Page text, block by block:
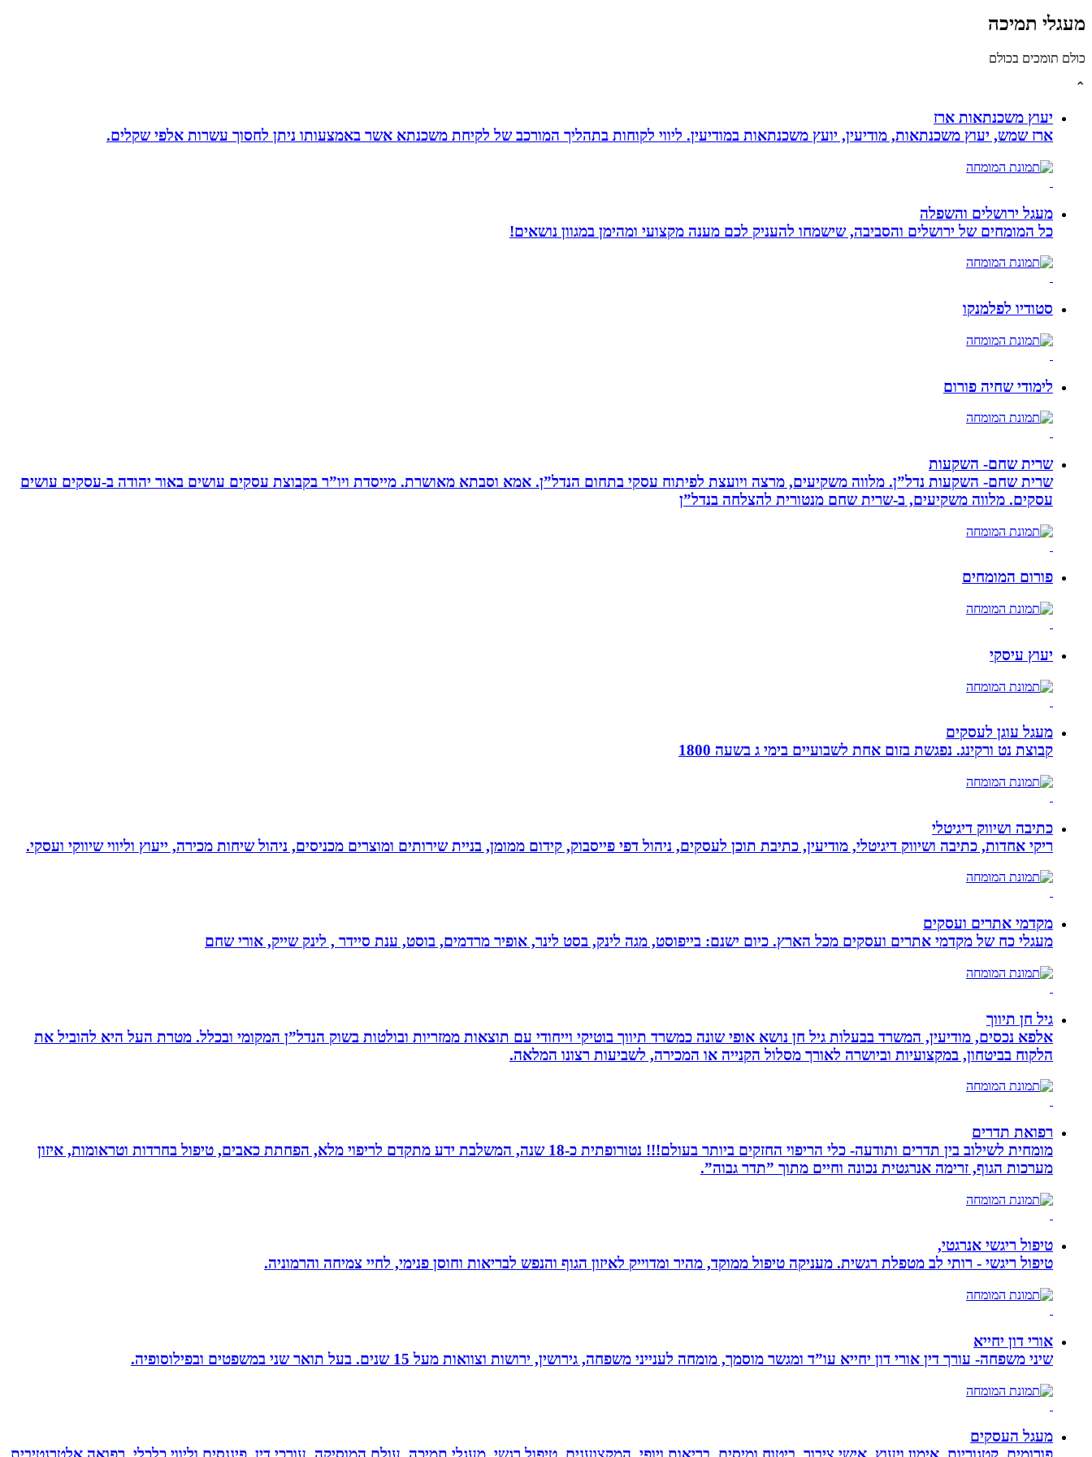
מעגלי תמיכה
כולם תומכים בכולם
⌃
יעוץ משכנתאות ארז
ארז שמש, יעוץ משכנתאות, מודיעין, יועץ משכנתאות במודיעין. ליווי לקוחות בתהליך המורכב של לקיחת משכנתא אשר באמצעותו ניתן לחסוך עשרות אלפי שקלים.
מעגל ירושלים והשפלה
כל המומחים של ירושלים והסביבה, שישמחו להעניק לכם מענה מקצועי ומהימן במגוון נושאים!
סטודיו לפלמנקו
לימודי שחיה פורום
שרית שחם- השקעות
שרית שחם- השקעות נדל”ן. מלווה משקיעים, מרצה ויועצת לפיתוח עסקי בתחום הנדל”ן. אמא וסבתא מאושרת. ‏מייסדת ויו”ר בקבוצת עסקים עושים באור יהודה‏ ב-‏עסקים עושים
עסקים‏. ‏מלווה משקיעים, ב-‏שרית שחם מנטורית להצלחה בנדל”ן‏
פורום המומחים
יעוץ עיסקי
מעגל עוגן לעסקים
קבוצת נט ורקינג. נפגשת בזום אחת לשבועיים בימי ג בשעה 1800
כתיבה ושיווק דיגיטלי
ריקי אחדות, כתיבה ושיווק דיגיטלי, מודיעין, כתיבת תוכן לעסקים, ניהול דפי פייסבוק, קידום ממומן, בניית שירותים ומוצרים מכניסים, ניהול שיחות מכירה, ייעוץ וליווי שיווקי ועסקי.
מקדמי אתרים ועסקים
מעגלי כח של מקדמי אתרים ועסקים מכל הארץ. כיום ישנם: בייפוסט, מגה לינק, בסט לינר, אופיר מרדמים, בוסט, ענת סיידר , לינק שייק, אורי שחם
גיל חן תיווך
אלפא נכסים, מודיעין, המשרד בבעלות גיל חן נושא אופי שונה כמשרד תיווך בוטיקי וייחודי עם תוצאות ממזריות ובולטות בשוק הנדל”ן המקומי ובכלל. מטרת העל היא להוביל את
הלקוח בביטחון, במקצועיות וביושרה לאורך מסלול הקנייה או המכירה, לשביעות רצונו המלאה.
רפואת תדרים
מומחית לשילוב בין תדרים ותודעה- כלי הריפוי החזקים ביותר בעולם!!! נטורופתית כ-18 שנה, המשלבת ידע מתקדם לריפוי מלא, הפחתת כאבים, טיפול בחרדות וטראומות, איזון
מערכות הגוף, זרימה אנרגטית נכונה וחיים מתוך ”תדר גבוה”.
טיפול ריגשי אנרגטי,
טיפול ריגשי - רותי לב מטפלת רגשית. מעניקה טיפול ממוקד, מהיר ומדוייק לאיזון הגוף והנפש לבריאות וחוסן פנימי, לחיי צמיחה והרמוניה.
אורי דון יחייא
שיני משפחה- עורך דין אורי דון יחייא עו”ד ומגשר מוסמך, מומחה לענייני משפחה, גירושין, ירושות וצוואות מעל 15 שנים. בעל תואר שני במשפטים ובפילוסופיה.
מעגל העסקים